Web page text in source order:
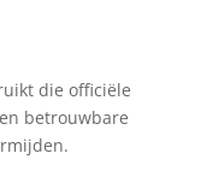
die officiële
betrouwbare